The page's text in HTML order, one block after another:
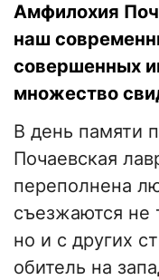
Амфилохия
наш
совершенных
множество
В день памяти
Почаевская
переполнена
съезжаются не
но и с других
обитель на